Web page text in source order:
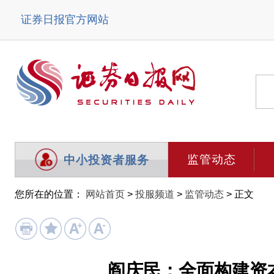
证券日报官方网站
中小投资者服务 监管动态
您所在的位置： 网站首页 > 投服频道 > 监管动态 > 正文